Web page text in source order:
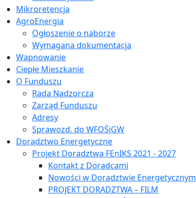
Mikroretencja
AgroEnergia
Ogłoszenie o naborze
Wymagana dokumentacja
Wapnowanie
Ciepłe Mieszkanie
O Funduszu
Rada Nadzorcza
Zarząd Funduszu
Adresy
Sprawozd. do WFOŚiGW
Doradztwo Energetyczne
Projekt Doradztwa FEnIKS 2021 - 2027
Kontakt z Doradcami
Nowości w Doradztwie Energetycznym
PROJEKT DORADZTWA – FILM